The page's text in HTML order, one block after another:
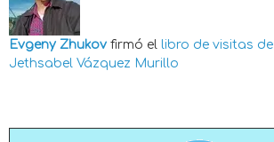
Evgeny Zhukov firmó el libro de visitas de
Jethsabel Vázquez Murillo